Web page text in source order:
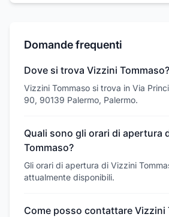
Domande frequenti
Dove si trova Vizzini Tommaso?
Vizzini Tommaso si trova in Via
90, 90139 Palermo, Palermo.
Quali sono gli orari di apertura
Tommaso?
Gli orari di apertura di Vizzini
attualmente disponibili.
Come posso contattare Vizzini